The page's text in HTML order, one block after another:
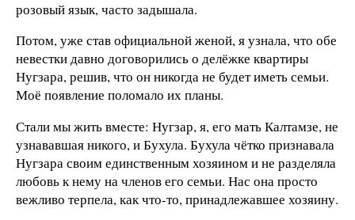
розовый язык, часто задышала.
Потом, уже став официальной женой, я узнала, что обе
невестки давно договорились о делёжке квартиры
Нугзара, решив, что он никогда не будет иметь семьи.
Моё появление поломало их планы.
Стали мы жить вместе: Нугзар, я, его мать Калтамзе, не
узнававшая никого, и Бухула. Бухула чётко признавала
Нугзара своим единственным хозяином и не разделяла
любовь к нему на членов его семьи. Нас она просто
вежливо терпела, как что-то, принадлежавшее хозяину.